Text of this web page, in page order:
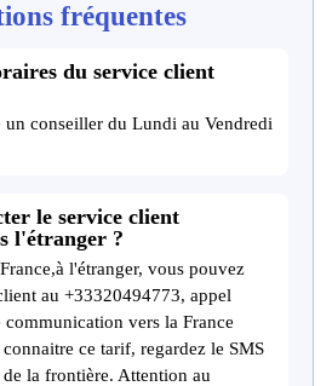
fréquentes
du service client
conseiller du Lundi au Vendredi
le service client
l'étranger ?
l'étranger, vous pouvez
au +33320494773, appel
vers la France
ce tarif, regardez le SMS
la frontière. Attention au